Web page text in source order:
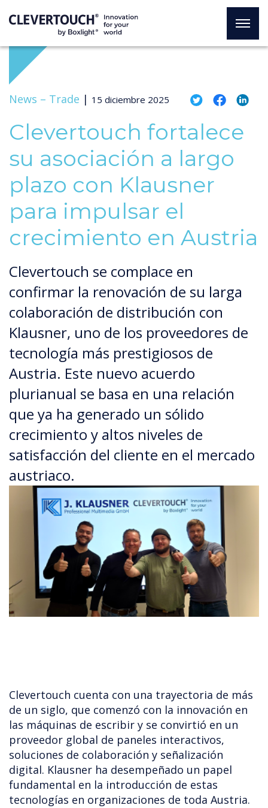
News – Trade | 15 diciembre 2025
Clevertouch fortalece
su asociación a largo
plazo con Klausner
para impulsar el
crecimiento en Austria
Clevertouch se complace en
confirmar la renovación de su larga
colaboración de distribución con
Klausner, uno de los proveedores de
tecnología más prestigiosos de
Austria. Este nuevo acuerdo
plurianual se basa en una relación
que ya ha generado un sólido
crecimiento y altos niveles de
satisfacción del cliente en el mercado
austriaco.
Clevertouch cuenta con una trayectoria de más
de un siglo, que comenzó con la innovación en
las máquinas de escribir y se convirtió en un
proveedor global de paneles interactivos,
soluciones de colaboración y señalización
digital. Klausner ha desempeñado un papel
fundamental en la introducción de estas
tecnologías en organizaciones de toda Austria.